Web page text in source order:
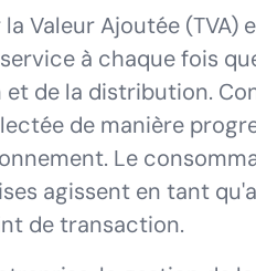
la Valeur Ajoutée
à chaque fois
de la distribution.
de manière
Le
agissent en tant
de transaction.